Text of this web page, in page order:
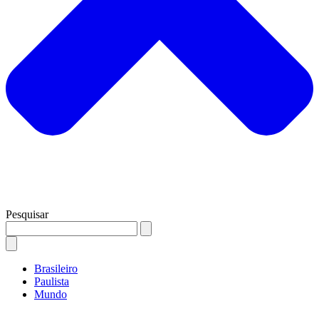
Pesquisar
Brasileiro
Paulista
Mundo